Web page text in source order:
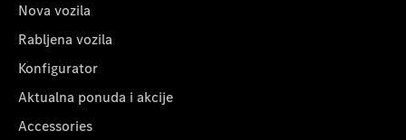
Nova vozila
Rabljena vozila
Konfigurator
Aktualna ponuda i akcije
Accessories